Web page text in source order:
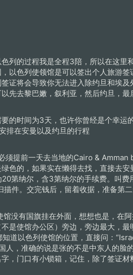
列的过程我是全程3陪，所以在这里
以色列使领馆是可以签出个人旅游签
证将会导致你无法进入除约旦和埃及
先去黎巴嫩，叙利亚，然后约旦，最
的时间为3天，也许你曾经是个幸运
排在安曼以及约旦的行程
须提前一天去当地的Cairo & Amman
色的，如果实在懒得去找，直接去
第纳尔，含3第纳尔的手续费。叫费
件。交完钱后，留着收据，准备第二
没有国旗挂在外面，想想也是，在
是使馆办公区）旁边，旁边最大，最
道以色列使馆的位置，直接问：
，准确的说是张的不是中东人的脸
，门口有小锁箱，记住，除了签证